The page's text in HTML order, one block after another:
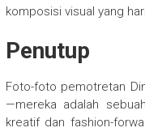
komposisi visual yang
Penutup
Foto-foto pemotretan
—mereka adalah
kreatif dan fashion-